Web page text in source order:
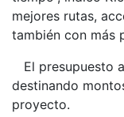
mejores rutas,
también con más
El presupuesto
destinando
proyecto.